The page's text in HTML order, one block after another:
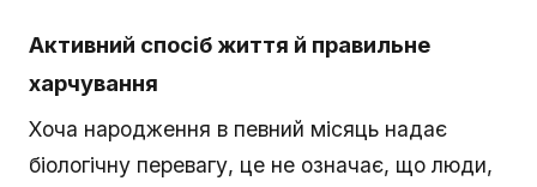
Активний спосіб життя й правильне
харчування
Хоча народження в певний місяць надає
біологічну перевагу, це не означає, що люди,